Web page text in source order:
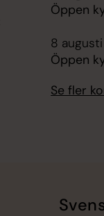
Öppen
8
Öppen
Se fler